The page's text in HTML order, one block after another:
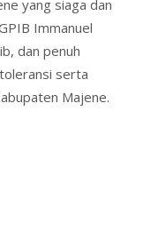
yang siaga dan
Immanuel
dan penuh
serta
Majene.